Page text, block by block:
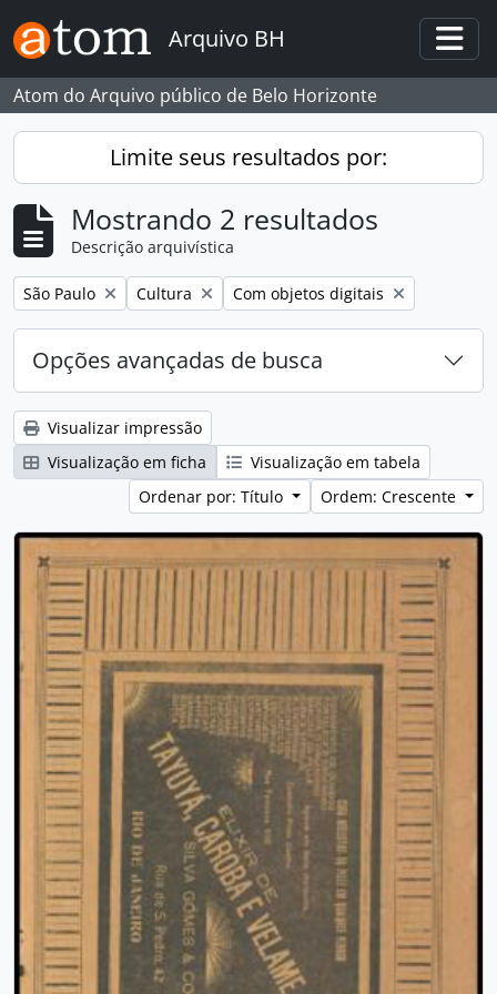
Skip to main content
Arquivo BH
Atom do Arquivo público de Belo Horizonte
Limite seus resultados por:
Mostrando 2 resultados
Descrição arquivística
Remover filtro:
São Paulo Remover filtro:
Cultura Remover filtro:
Com objetos digitais
Opções avançadas de busca
Visualizar impressão
Visualização em ficha
Visualização em tabela
Ordenar por: Título
Ordem: Crescente